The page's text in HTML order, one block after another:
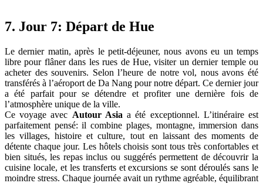
7. Jour 7: Départ de Hue
Le dernier matin, après le petit-déjeuner, nous avons eu un temps
libre pour flâner dans les rues de Hue, visiter un dernier temple ou
acheter des souvenirs. Selon l’heure de notre vol, nous avons été
transférés à l’aéroport de Da Nang pour notre départ. Ce dernier jour
a été parfait pour se détendre et profiter une dernière fois de
l’atmosphère unique de la ville.
Ce voyage avec Autour Asia a été exceptionnel. L’itinéraire est
parfaitement pensé: il combine plages, montagne, immersion dans
les villages, histoire et culture, tout en laissant des moments de
détente chaque jour. Les hôtels choisis sont tous très confortables et
bien situés, les repas inclus ou suggérés permettent de découvrir la
cuisine locale, et les transferts et excursions se sont déroulés sans le
moindre stress. Chaque journée avait un rythme agréable, équilibrant